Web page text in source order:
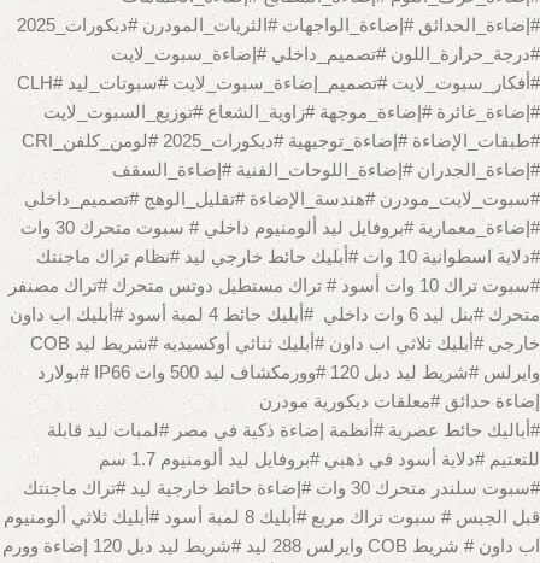
#إضاءة_الحدائق #إضاءة_الواجهات #الثريات_المودرن #ديكورات_2025
#درجة_حرارة_اللون #تصميم_داخلي #إضاءة_سبوت_لايت
#أفكار_سبوت_لايت #تصميم_إضاءة_سبوت_لايت #سبوتات_ليد #CLH
#إضاءة_غائرة #إضاءة_موجهة #زاوية_الشعاع #توزيع_السبوت_لايت
#طبقات_الإضاءة #إضاءة_توجيهية #ديكورات_2025 #لومن_كلفن_CRI
#إضاءة_الجدران #إضاءة_اللوحات_الفنية #إضاءة_السقف
#سبوت_لايت_مودرن #هندسة_الإضاءة #تقليل_الوهج #تصميم_داخلي
#إضاءة_معمارية #بروفايل ليد ألومنيوم داخلي # سبوت متحرك 30 وات
#دلاية اسطوانية 10 وات #أبليك حائط خارجي ليد #نظام تراك ماجنتك
#سبوت تراك 10 وات أسود # تراك مستطيل دوتس متحرك #تراك مصنفر
متحرك #بنل ليد 6 وات داخلي #أبليك حائط 4 لمبة أسود #أبليك اب داون
خارجي #أبليك ثلاثي اب داون #أبليك ثنائي أوكسيديه #شريط ليد COB
وايرلس #شريط ليد دبل 120 #وورمكشاف ليد 500 وات IP66 #بولارد
إضاءة حدائق #معلقات ديكورية مودرن
#أباليك حائط عصرية #أنظمة إضاءة ذكية في مصر #لمبات ليد قابلة
للتعتيم #دلاية أسود في ذهبي #بروفايل ليد ألومنيوم 1.7 سم
#سبوت سلندر متحرك 30 وات #إضاءة حائط خارجية ليد #تراك ماجنتك
قبل الجبس # سبوت تراك مربع #أبليك 8 لمبة أسود #أبليك ثلاثي ألومنيوم
اب داون # شريط COB وايرلس 288 ليد #شريط ليد دبل 120 إضاءة وورم